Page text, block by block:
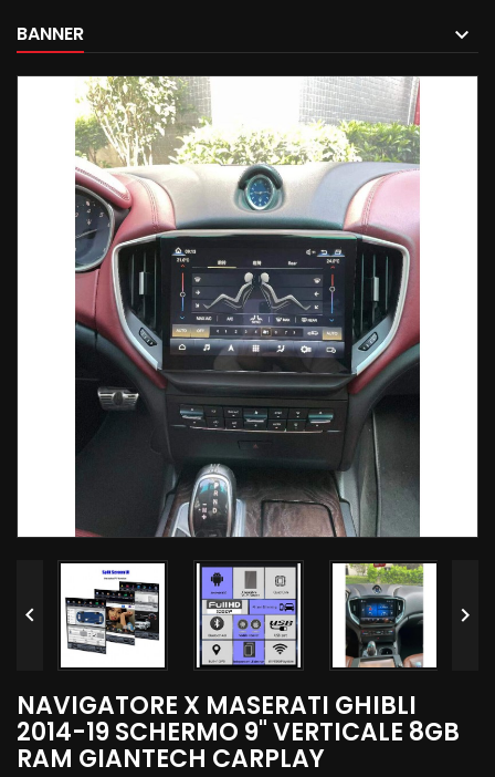
BANNER
 
NAVIGATORE X MASERATI GHIBLI
2014-19 SCHERMO 9" VERTICALE 8GB
RAM GIANTECH CARPLAY